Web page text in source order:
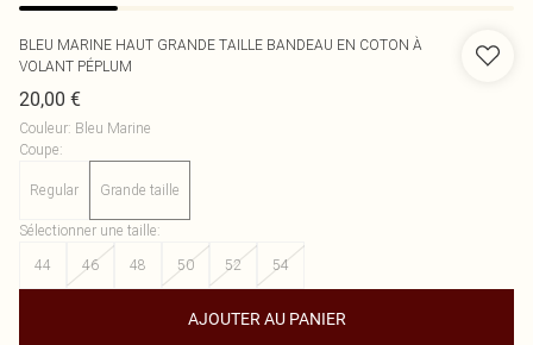
BLEU MARINE HAUT GRANDE TAILLE BANDEAU EN COTON À
VOLANT PÉPLUM
20,00 €
Couleur: Bleu Marine
Coupe:
Regular Grande taille
Sélectionner une taille:
44
46 48 50 52 54
AJOUTER AU PANIER